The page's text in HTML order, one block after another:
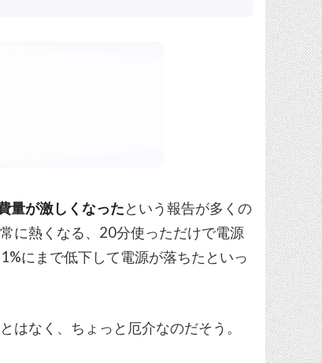
量が激しくなったという報告が多くの
に熱くなる、20分使っただけで電源
にまで低下して電源が落ちたといっ
はなく、ちょっと厄介なのだそう。